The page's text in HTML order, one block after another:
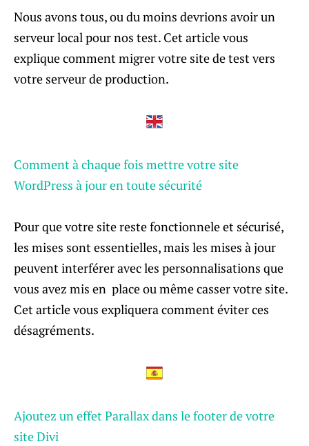
Nous avons tous, ou du moins devrions avoir un
serveur local pour nos test. Cet article vous
explique comment migrer votre site de test vers
votre serveur de production.
Comment à chaque fois mettre votre site
WordPress à jour en toute sécurité
Pour que votre site reste fonctionnele et sécurisé,
les mises sont essentielles, mais les mises à jour
peuvent interférer avec les personnalisations que
vous avez mis en place ou même casser votre site.
Cet article vous expliquera comment éviter ces
désagréments.
Ajoutez un effet Parallax dans le footer de votre
site Divi